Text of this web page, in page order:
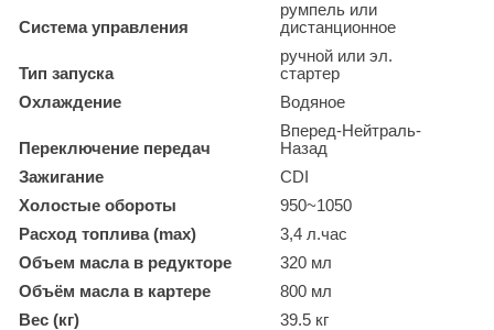
Система управления
румпель или
дистанционное
Тип запуска
ручной или эл.
стартер
Охлаждение
Водяное
Переключение передач
Вперед-Нейтраль-
Назад
Зажигание
CDI
Холостые обороты
950~1050
Расход топлива (max)
3,4 л.час
Объем масла в редукторе
320 мл
Объём масла в картере
800 мл
Вес (кг)
39.5 кг